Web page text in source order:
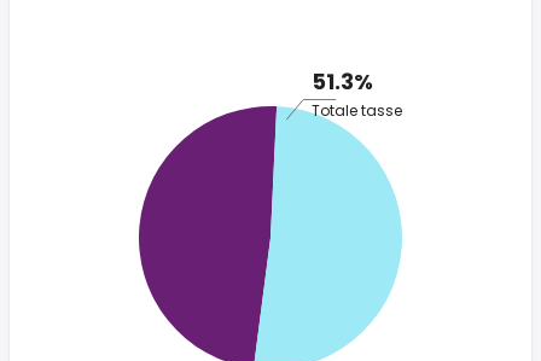
51.3%
Totale tasse